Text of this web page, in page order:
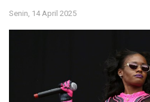
Senin, 14 April 2025